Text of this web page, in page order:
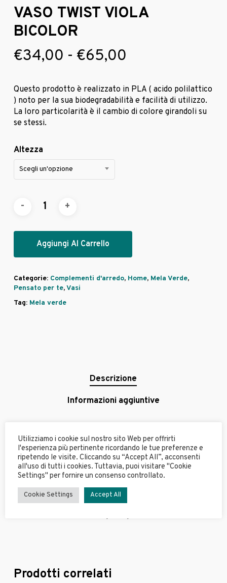
VASO TWIST VIOLA
BICOLOR
€34,00 - €65,00
prezzo:
da
€34,00
Questo prodotto è realizzato in PLA ( acido polilattico
) noto per la sua biodegradabilità e facilità di utilizzo.
La loro particolarità è il cambio di colore girandoli su
se stessi.
Altezza
Scegli un'opzione
Aggiungi Al Carrello
Categorie: Complementi d'arredo, Home, Mela Verde,
Pensato per te,Vasi
Tag: Mela verde
Descrizione
Informazioni aggiuntive
Questo prodotto è realizzato in PLA ( acido polilattico
) noto per la sua biodegradabilità e facilità di utilizzo.
La loro particolarità è il cambio di colore girandoli su
se stessi. Una delle sue caratteristiche principali è la
sostenibilità. Una scelta innovativa che ci aiuta ad
adattarci alle nuove tendenze. L’utilizzo non è adatto
al contatto con l’acqua, consigliamo fiori finti.. Una
Prodotti correlati
Utilizziamo i cookie sul nostro sito Web per offrirti
l'esperienza più pertinente ricordando le tue preferenze e
ripetendo le visite. Cliccando su “Accept All”, acconsenti
all'uso di tutti i cookies. Tuttavia, puoi visitare "Cookie
Settings" per fornire un consenso controllato.
Cookie Settings Accept All